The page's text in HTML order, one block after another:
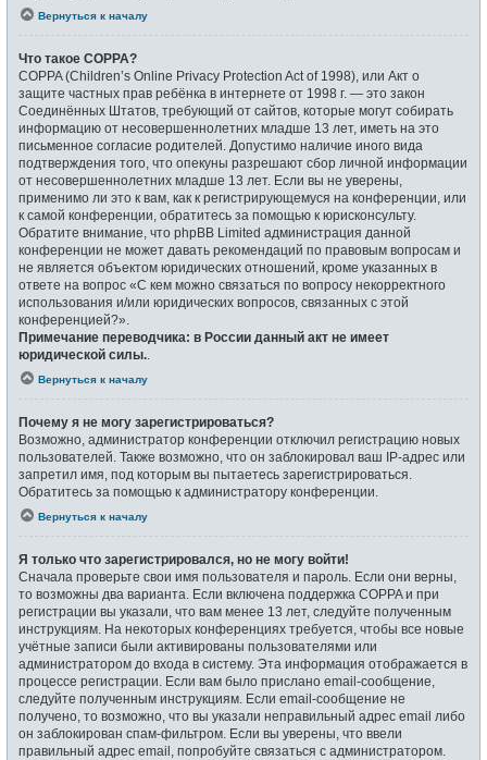
Вернуться к началу
Что такое COPPA?
COPPA (Children’s Online Privacy Protection Act of 1998), или Акт о
защите частных прав ребёнка в интернете от 1998 г. — это закон
Соединённых Штатов, требующий от сайтов, которые могут собирать
информацию от несовершеннолетних младше 13 лет, иметь на это
письменное согласие родителей. Допустимо наличие иного вида
подтверждения того, что опекуны разрешают сбор личной информации
от несовершеннолетних младше 13 лет. Если вы не уверены,
применимо ли это к вам, как к регистрирующемуся на конференции, или
к самой конференции, обратитесь за помощью к юрисконсульту.
Обратите внимание, что phpBB Limited администрация данной
конференции не может давать рекомендаций по правовым вопросам и
не является объектом юридических отношений, кроме указанных в
ответе на вопрос «С кем можно связаться по вопросу некорректного
использования и/или юридических вопросов, связанных с этой
конференцией?».
Примечание переводчика: в России данный акт не имеет
юридической силы.
Вернуться к началу
Почему я не могу зарегистрироваться?
Возможно, администратор конференции отключил регистрацию новых
пользователей. Также возможно, что он заблокировал ваш IP-адрес или
запретил имя, под которым вы пытаетесь зарегистрироваться.
Обратитесь за помощью к администратору конференции.
Вернуться к началу
Я только что зарегистрировался, но не могу войти!
Сначала проверьте свои имя пользователя и пароль. Если они верны,
то возможны два варианта. Если включена поддержка COPPA и при
регистрации вы указали, что вам менее 13 лет, следуйте полученным
инструкциям. На некоторых конференциях требуется, чтобы все новые
учётные записи были активированы пользователями или
администратором до входа в систему. Эта информация отображается в
процессе регистрации. Если вам было прислано email-сообщение,
следуйте полученным инструкциям. Если email-сообщение не
получено, то возможно, что вы указали неправильный адрес email либо
он заблокирован спам-фильтром. Если вы уверены, что ввели
правильный адрес email, попробуйте связаться с администратором.